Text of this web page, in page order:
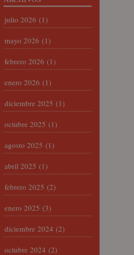
julio 2026 (1)
mayo 2026 (1)
febrero 2026 (1)
enero 2026 (1)
diciembre 2025 (1)
octubre 2025 (1)
agosto 2025 (1)
abril 2025 (1)
febrero 2025 (2)
enero 2025 (3)
diciembre 2024 (2)
octubre 2024 (2)